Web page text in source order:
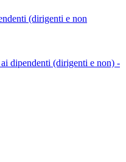
(dirigenti e non
dipendenti (dirigenti e non) -